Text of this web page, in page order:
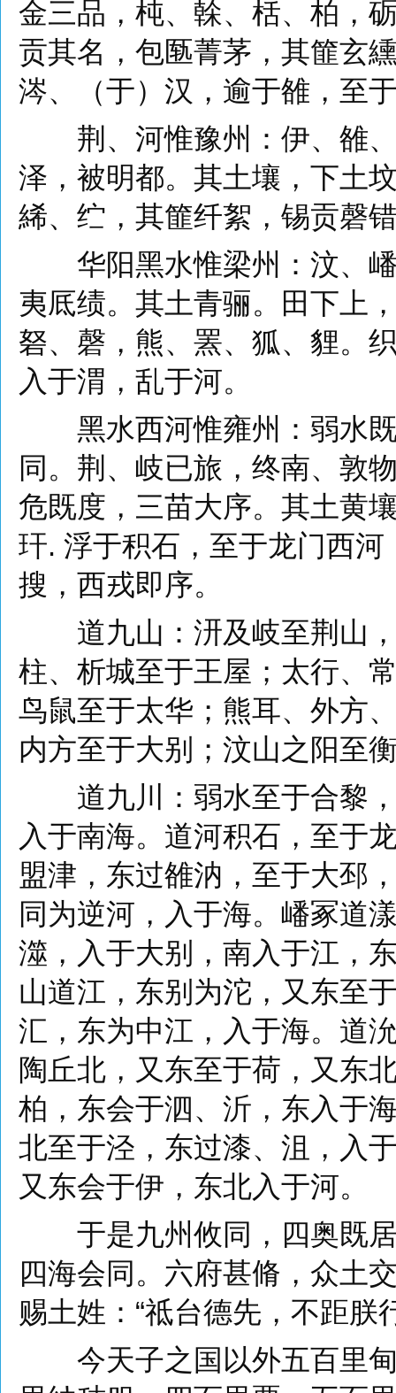
金三品，杶、榦、栝、柏，
贡其名，包匦菁茅，其篚玄
涔、（于）汉，逾于雒，至
荆、河惟豫州：伊、雒、
泽，被明都。其土壤，下土
絺、纻，其篚纤絮，锡贡磬
华阳黑水惟梁州：汶、嶓
夷厎绩。其土青骊。田下上
砮、磬，熊、罴、狐、貍。
入于渭，乱于河。
黑水西河惟雍州：弱水既
同。荆、岐已旅，终南、敦
危既度，三苗大序。其土黄
玕. 浮于积石，至于龙门西
搜，西戎即序。
道九山：汧及岐至荆山，
柱、析城至于王屋；太行、
鸟鼠至于太华；熊耳、外方
内方至于大别；汶山之阳至
道九川：弱水至于合黎，
入于南海。道河积石，至于
盟津，东过雒汭，至于大邳
同为逆河，入于海。嶓冢道
澨，入于大别，南入于江，
山道江，东别为沱，又东至
汇，东为中江，入于海。道
陶丘北，又东至于荷，又东
柏，东会于泗、沂，东入于
北至于泾，东过漆、沮，入
又东会于伊，东北入于河。
于是九州攸同，四奥既居
四海会同。六府甚脩，众土
赐土姓：“祗台德先，不距朕
今天子之国以外五百里甸